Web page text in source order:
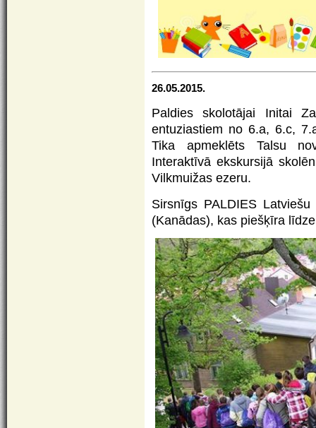
26.05.2015.
Paldies skolotājai Initai
entuziastiem no 6.a, 6.c,
Tika apmeklēts Talsu
Interaktīvā ekskursijā
Vilkmuižas ezeru.
Sirsnīgs PALDIES
(Kanādas), kas piešķīra